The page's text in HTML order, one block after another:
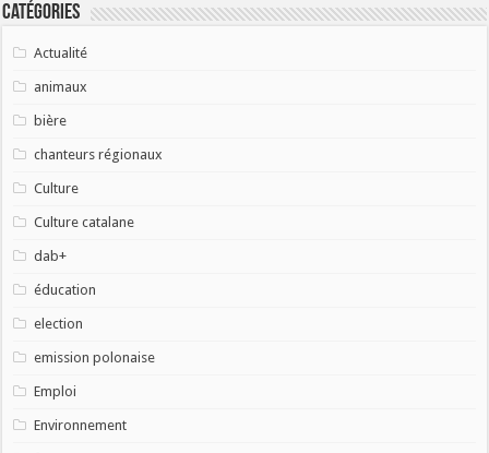
Catégories
Actualité
animaux
bière
chanteurs régionaux
Culture
Culture catalane
dab+
éducation
election
emission polonaise
Emploi
Environnement